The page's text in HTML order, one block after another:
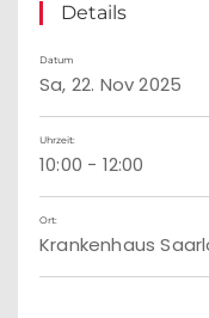
Details
Datum
Sa, 22. Nov 2025
Uhrzeit:
10:00 - 12:00
Ort:
Krankenhaus